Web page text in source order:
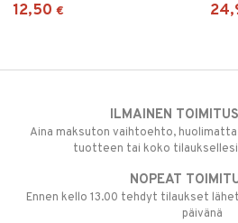
12,50 €
ILMAINEN
Aina maksuton vaihtoehto,
tuotteen tai koko
NOPEAT
Ennen kello 13.00 tehdyt tilaukset
päivänä